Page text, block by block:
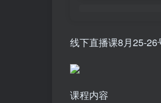
线下直播课8月25-
课程内容